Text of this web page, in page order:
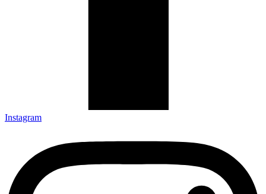
Instagram